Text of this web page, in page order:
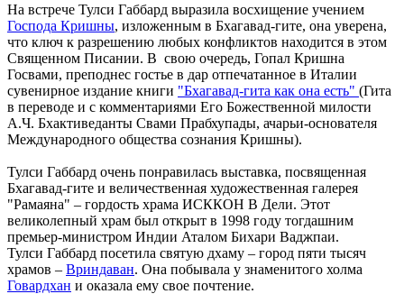
На встрече Тулси Габбард выразила восхищение учением
Господа Кришны, изложенным в Бхагавад-гите, она уверена,
что ключ к разрешению любых конфликтов находится в этом
Священном Писании. В свою очередь, Гопал Кришна
Госвами, преподнес гостье в дар отпечатанное в Италии
сувенирное издание книги "Бхагавад-гита как она есть" (Гита
в переводе и с комментариями Его Божественной милости
А.Ч. Бхактиведанты Свами Прабхупады, ачарьи-основателя
Международного общества сознания Кришны).
Тулси Габбард очень понравилась выставка, посвященная
Бхагавад-гите и величественная художественная галерея
"Рамаяна" – гордость храма ИСККОН В Дели. Этот
великолепный храм был открыт в 1998 году тогдашним
премьер-министром Индии Аталом Бихари Ваджпаи.
Тулси Габбард посетила святую дхаму – город пяти тысяч
храмов – Вриндаван. Она побывала у знаменитого холма
Говардхан и оказала ему свое почтение.